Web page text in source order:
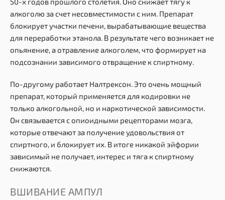
алкоголю за счет несовместимости с ним. Препарат
блокирует участки печени, вырабатывающие вещества
для переработки этанола. В результате чего возникает не
опьянение, а отравление алкоголем, что формирует на
подсознании зависимого отвращение к спиртному.
По-другому работает Налтрексон. Это очень мощный
препарат, который применяется для кодировки не
только алкогольной, но и наркотической зависимости.
Он связывается с опиоидными рецепторами мозга,
которые отвечают за получение удовольствия от
спиртного, и блокирует их. В итоге никакой эйфории
зависимый не получает, интерес и тяга к спиртному
снижаются.
ВШИВАНИЕ АМПУЛ